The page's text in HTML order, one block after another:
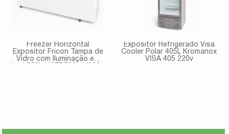
Freezer Horizontal
Expositor Fricon Tampa de
Vidro com Iluminação em
Expositor Refrigerado Visa
Cooler Polar 405L Kromanox
VISA 405 220v